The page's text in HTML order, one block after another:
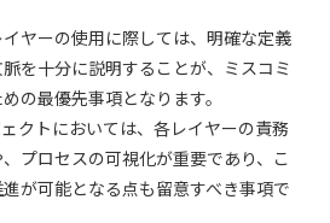
ヤーの使用に際しては、明確な定義
を十分に説明することが、ミスコミ
の最優先事項となります。
クトにおいては、各レイヤーの責務
プロセスの可視化が重要であり、こ
が可能となる点も留意すべき事項で